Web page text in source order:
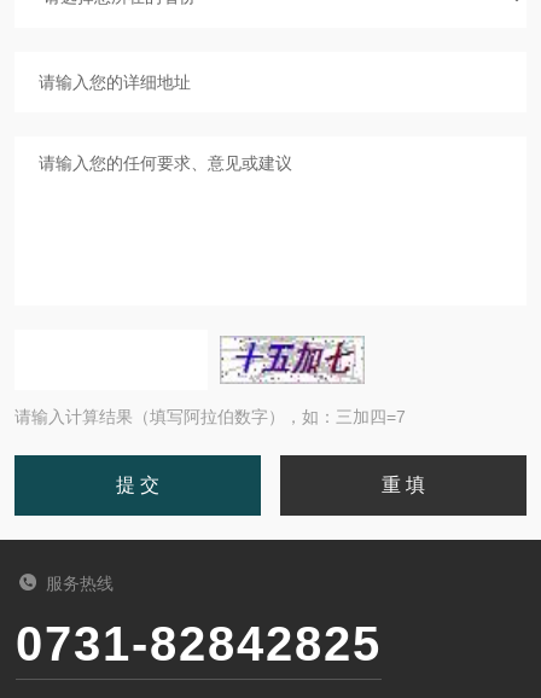
请输入计算结果（填写阿拉伯数字），如：三加四=7
服务热线
0731-82842825